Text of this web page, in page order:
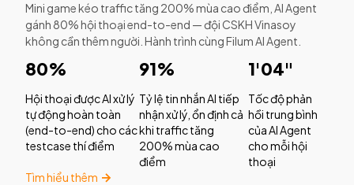
Mini game kéo traffic tăng 200% mùa cao điểm, AI Agent
gánh 80% hội thoại end-to-end — đội CSKH Vinasoy
không cần thêm người. Hành trình cùng Filum AI Agent.
80%
Hội thoại được AI xử lý
tự động hoàn toàn
(end-to-end) cho các
testcase thí điểm
91%
Tỷ lệ tin nhắn AI tiếp
nhận xử lý, ổn định cả
khi traffic tăng
200% mùa cao
điểm
1'04"
Tốc độ phản
hồi trung bình
của AI Agent
cho mỗi hội
thoại
Tìm hiểu thêm